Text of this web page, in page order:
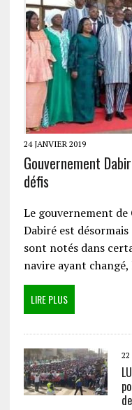
24 JANVIER 2019
Gouvernement
défis
Le gouvernement de
Dabiré est
sont notés dans
navire ayant
LIRE PLUS
22